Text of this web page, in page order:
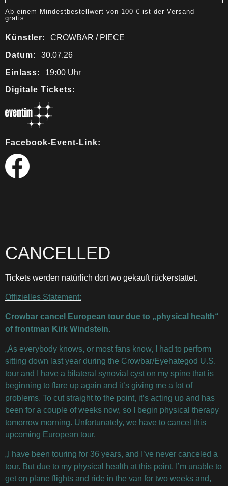
Ab einem Mindestbestellwert von 100 € ist der Versand
gratis.
Künstler:
CROWBAR / PIECE
Datum:
30.07.26
Einlass:
19:00 Uhr
Digitale Tickets:
Facebook-Event-Link:
CANCELLED
Tickets werden natürlich dort wo gekauft rückerstattet.
Offizielles Statement:
Crowbar cancel European tour due to „physical health“
of frontman Kirk Windstein.
„As everybody knows, or most fans know, I had to perform
sitting down last year during the Crowbar/Eyehategod U.S.
tour and I have a bilateral synovial cyst on my spine that is
beginning to flare up again and it’s giving me a lot of
problems. To cut straight to the point, it’s acting up and has
been for a couple of weeks now, so I begin physical therapy
tomorrow morning. Unfortunately, we have to cancel this
upcoming European tour.
„I have been touring for 36 years, and I’ve never canceled a
tour. But due to my physical health at this point, I’m unable to
get on plane flights and ride in the van for two weeks and,